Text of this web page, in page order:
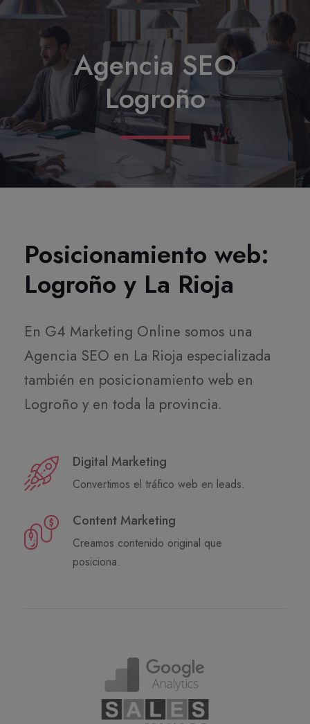
Agencia SEO
Logroño
Posicionamiento web:
Logroño y La Rioja
En G4 Marketing Online somos una
Agencia SEO en La Rioja especializada
también en posicionamiento web en
Logroño y en toda la provincia.
Digital Marketing
Convertimos el tráfico web en leads.
Content Marketing
Creamos contenido original que
posiciona.